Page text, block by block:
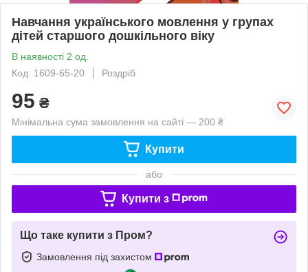
Навчання українського мовлення у групах
дітей старшого дошкільного віку
В наявності 2 од.
Код: 1609-65-20
Роздріб
95 ₴
Мінімальна сума замовлення на сайті — 200 ₴
Купити
або
Купити з
Що таке купити з Пром?
Замовлення під захистом